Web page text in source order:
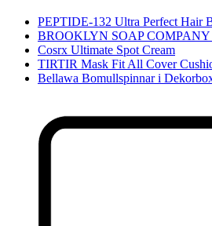
PEPTIDE-132 Ultra Perfect Hair
BROOKLYN SOAP COMPANY
Cosrx Ultimate Spot Cream
TIRTIR Mask Fit All Cover
Bellawa Bomullspinnar i